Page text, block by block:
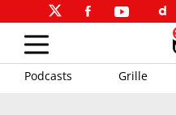
Podcasts Grille